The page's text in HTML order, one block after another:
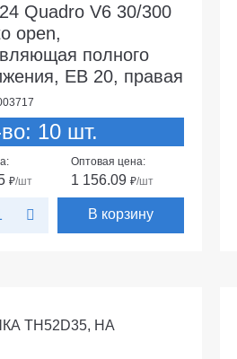
Quadro V6 30/300
open,
полного
EB 20, правая
10 шт.
₽/шт
Оптовая цена:
1 156.09₽/шт
В корзину
TH52D35, НА